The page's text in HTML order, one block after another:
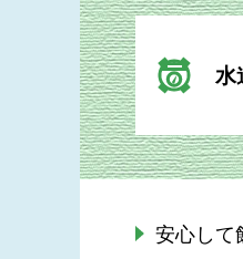
水
安心して